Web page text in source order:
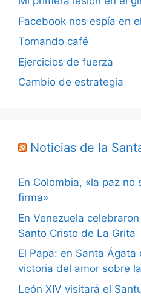
Facebook nos espía en
Tomando café
Ejercicios de fuerza
Cambio de estrategia
Noticias de la
En Colombia, «la paz no
firma»
En Venezuela
Santo Cristo de La Grita
El Papa: en Santa Ágata
victoria del amor sobre
León XIV visitará el